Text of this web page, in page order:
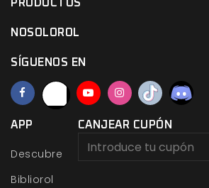
PRODUCTOS
NOSOLOROL
SÍGUENOS EN
APP
Descubre
Bibliorol
CANJEAR CUPÓN